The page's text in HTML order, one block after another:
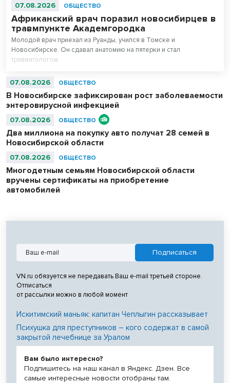
07.08.2026 ОБЩЕСТВО
Африканский врач поразил новосибирцев в
травмпункте Академгородка
Молодой врач приехал из Руанды, учился в Томске и
Новосибирске. Он сдавал анатомию на пятерки и стал
травматологом.
07.08.2026 ОБЩЕСТВО
В Новосибирске зафиксирован рост заболеваемости
энтеровирусной инфекцией
07.08.2026 ОБЩЕСТВО
Два миллиона на покупку авто получат 28 семей в
Новосибирской области
07.08.2026 ОБЩЕСТВО
Многодетным семьям Новосибирской области
вручены сертификаты на приобретение
автомобилей
VN.ru обязуется не передавать Ваш e-mail третьей стороне.
Отписаться
от рассылки можно в любой момент
Искитимский маньяк: капитан Чеплыгин рассказывает
Психушка для преступников – кого содержат в самой
закрытой лечебнице за Уралом
Вам было интересно?
Подпишитесь на наш канал в Яндекс. Дзен. Все
самые интересные новости отобраны там.